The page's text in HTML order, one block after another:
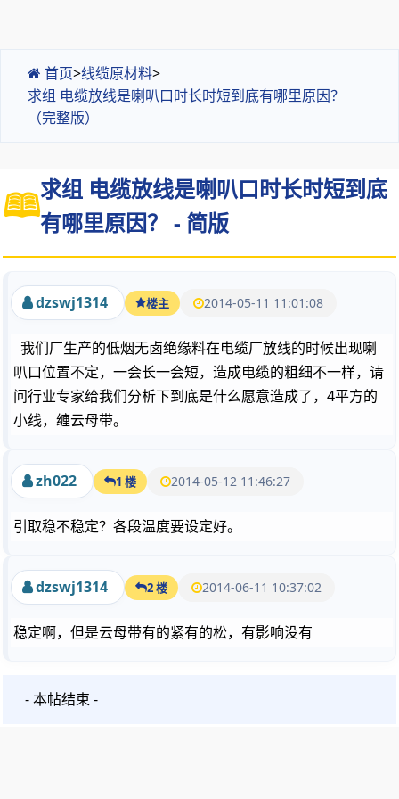
首页>线缆原材料>
求组 电缆放线是喇叭口时长时短到底有哪里原因？
（完整版）
求组 电缆放线是喇叭口时长时短到底
有哪里原因？ - 简版
dzswj1314 楼主 2014-05-11 11:01:08
我们厂生产的低烟无卤绝缘料在电缆厂放线的时候出现喇
叭口位置不定，一会长一会短，造成电缆的粗细不一样，请
问行业专家给我们分析下到底是什么愿意造成了，4平方的
小线，缠云母带。
zh022 1 楼 2014-05-12 11:46:27
引取稳不稳定？各段温度要设定好。
dzswj1314 2 楼 2014-06-11 10:37:02
稳定啊，但是云母带有的紧有的松，有影响没有
- 本帖结束 -